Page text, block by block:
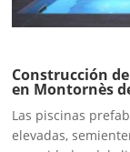
Construcción
en Montornès
Las piscinas
elevadas,